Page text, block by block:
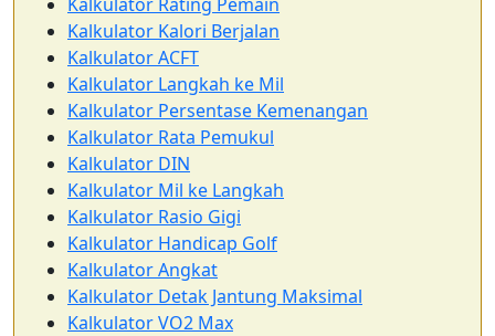
Kalkulator Kalori Berjalan
Kalkulator ACFT
Kalkulator Langkah ke Mil
Kalkulator Persentase Kemenangan
Kalkulator Rata Pemukul
Kalkulator DIN
Kalkulator Mil ke Langkah
Kalkulator Rasio Gigi
Kalkulator Handicap Golf
Kalkulator Angkat
Kalkulator Detak Jantung Maksimal
Kalkulator VO2 Max